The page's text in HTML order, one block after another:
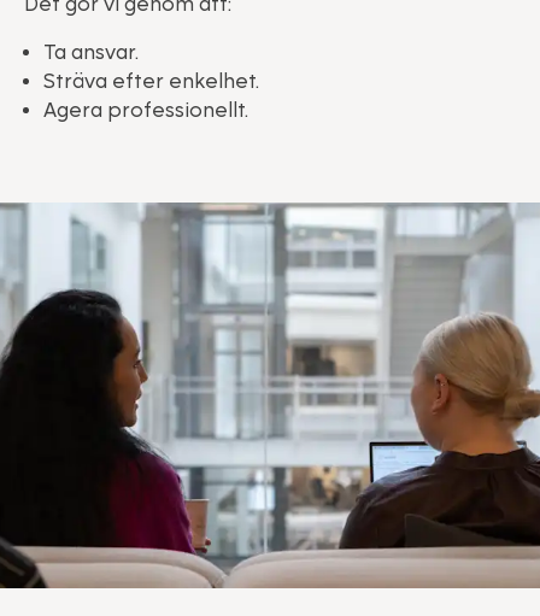
Ta ansvar.
Sträva efter enkelhet.
Agera professionellt.